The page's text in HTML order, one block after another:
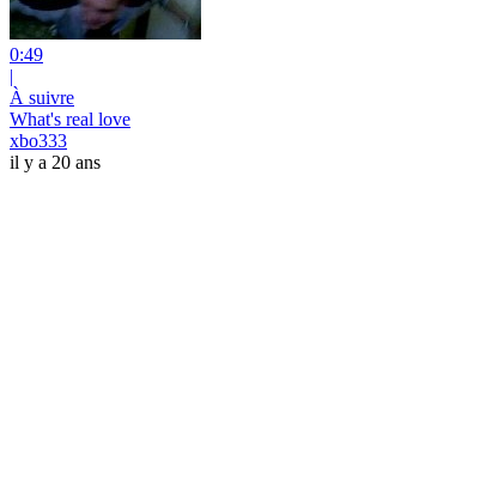
0:49
|
À suivre
What's real love
xbo333
il y a 20 ans